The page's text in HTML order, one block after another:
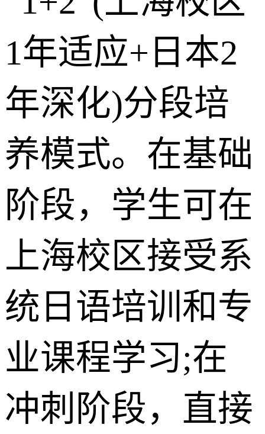
1年适应+日本2
年深化)分段培
养模式。在基础
阶段，学生可在
上海校区接受系
统日语培训和专
业课程学习;在
冲刺阶段，直接